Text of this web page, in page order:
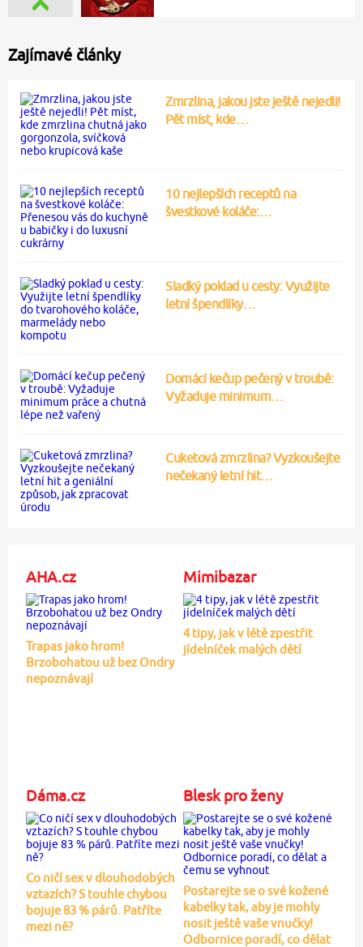
Zajímavé články
Zmrzlina, jakou jste ještě nejedli!
Pět míst, kde…
10 nejlepších receptů na
švestkové koláče:…
Sladký poklad u cesty: Využijte
letní špendlíky…
Domácí kečup pečený v troubě:
Vyžaduje minimum…
Cuketová zmrzlina? Vyzkoušejte
nečekaný letní hit…
AHA.cz
Trapas jako hrom!
Brzobohatou už bez Ondry
nepoznávají
Mimibazar
4 tipy, jak v létě zpestřit
jídelníček malých dětí
Dáma.cz
Co ničí sex v dlouhodobých
vztazích? S touhle chybou
bojuje 83 % párů. Patříte
mezi ně?
Blesk pro ženy
Postarejte se o své kožené
kabelky tak, aby je mohly
nosit ještě vaše vnučky!
Odbornice poradí, co dělat